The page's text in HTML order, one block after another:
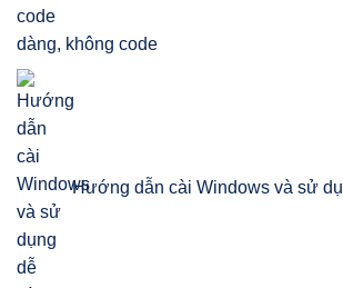
dàng, không code
Hướng dẫn cài Windows và sử